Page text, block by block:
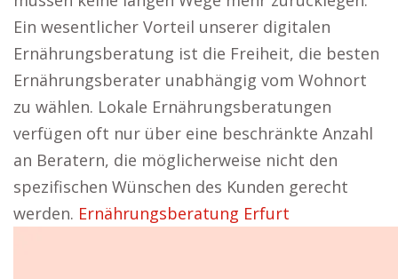
Ein wesentlicher Vorteil unserer digitalen
Ernährungsberatung ist die Freiheit, die besten
Ernährungsberater unabhängig vom Wohnort
zu wählen. Lokale Ernährungsberatungen
verfügen oft nur über eine beschränkte Anzahl
an Beratern, die möglicherweise nicht den
spezifischen Wünschen des Kunden gerecht
werden. Ernährungsberatung Erfurt